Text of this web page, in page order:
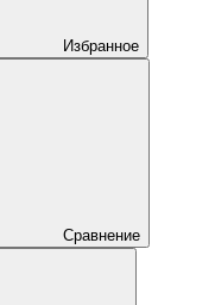
Избранное
Сравнение